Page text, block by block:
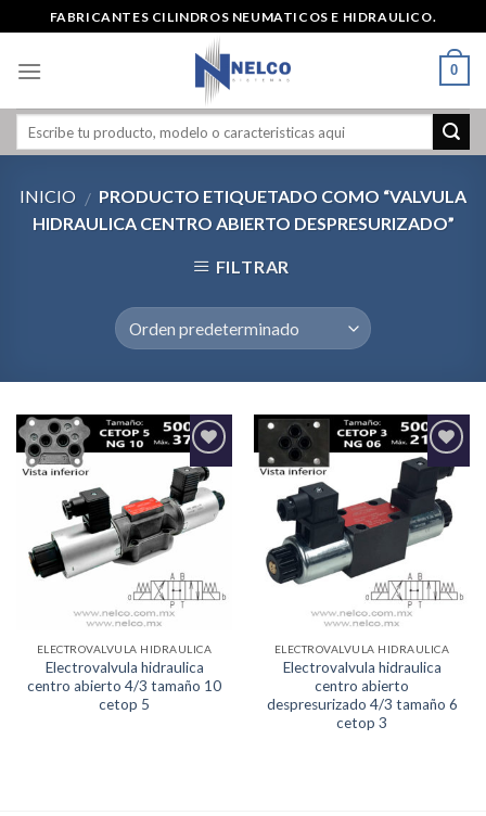
content
FABRICANTES CILINDROS NEUMATICOS E HIDRAULICO.
0
INICIO / PRODUCTO ETIQUETADO COMO “VALVULA
HIDRAULICA CENTRO ABIERTO DESPRESURIZADO”
FILTRAR
Agregar
a la
Lista de
deseos
ELECTROVALVULA HIDRAULICA
Electrovalvula hidraulica
centro abierto 4/3 tamaño 10
cetop 5
Agregar
a la
Lista de
deseos
ELECTROVALVULA HIDRAULICA
Electrovalvula hidraulica
centro abierto
despresurizado 4/3 tamaño 6
cetop 3